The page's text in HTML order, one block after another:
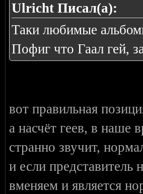
Ulricht Писал(а):
Таки любимые
Пофиг что Гаал гей,
вот правильная
а насчёт геев, в наше
странно звучит,
и если представитель
вменяем и является